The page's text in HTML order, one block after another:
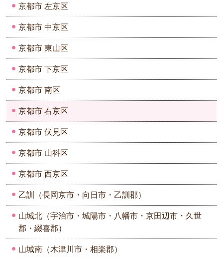
京都市 左京区
京都市 中京区
京都市 東山区
京都市 下京区
京都市 南区
京都市 右京区
京都市 伏見区
京都市 山科区
京都市 西京区
乙訓（長岡京市・向日市・乙訓郡）
山城北（宇治市・城陽市・八幡市・京田辺市・久世
郡・綴喜郡）
山城南（木津川市・相楽郡）